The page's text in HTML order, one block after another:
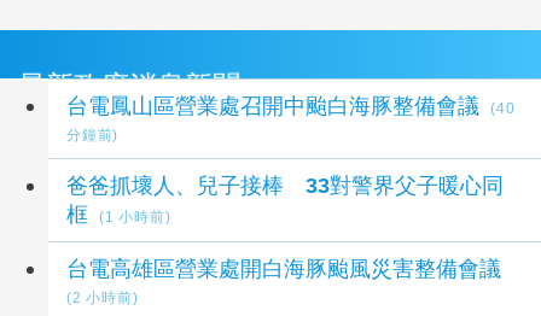
最新政府消息新聞
台電鳳山區營業處召開中颱白海豚整備會議
(40
分鐘前)
爸爸抓壞人、兒子接棒 33對警界父子暖心同
框
(1 小時前)
台電高雄區營業處開白海豚颱風災害整備會議
(2 小時前)